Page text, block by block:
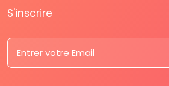
S'inscrire